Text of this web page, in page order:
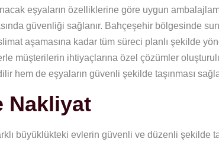
eşyaların özelliklerine göre uygun
güvenliği sağlanır. Bahçeşehir bölgesinde
aşamasına kadar tüm süreci planlı şekilde
müşterilerin ihtiyaçlarına özel çözümler
hem de eşyaların güvenli şekilde taşınması
Nakliyat
büyüklükteki evlerin güvenli ve düzenli şekilde